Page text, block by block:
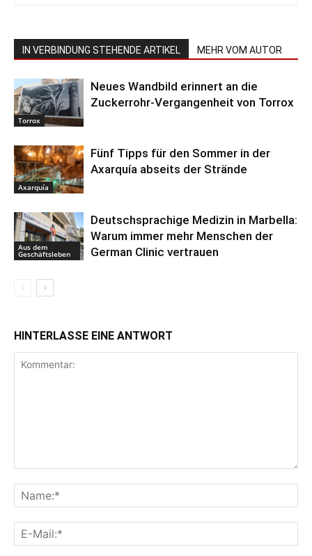
IN VERBINDUNG STEHENDE ARTIKEL MEHR VOM AUTOR
Torrox
Neues Wandbild erinnert an die
Zuckerrohr-Vergangenheit von Torrox
Axarquía
Fünf Tipps für den Sommer in der
Axarquía abseits der Strände
Aus dem
Geschäftsleben
Deutschsprachige Medizin in Marbella:
Warum immer mehr Menschen der
German Clinic vertrauen
HINTERLASSE EINE ANTWORT